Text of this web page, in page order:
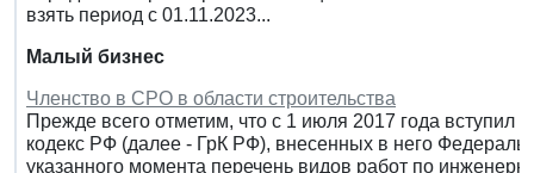
взять период с 01.11.2023...
Малый бизнес
Членство в СРО в области строительства
Прежде всего отметим, что с 1 июля 2017 года вступил
кодекс РФ (далее - ГрК РФ), внесенных в него
указанного момента перечень видов работ по